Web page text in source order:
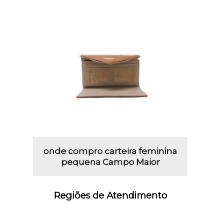
onde compro carteira feminina
pequena Campo Maior
Regiões de Atendimento